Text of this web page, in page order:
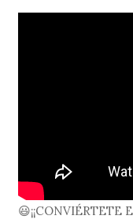
😃¡¡CONVIÉRTETE